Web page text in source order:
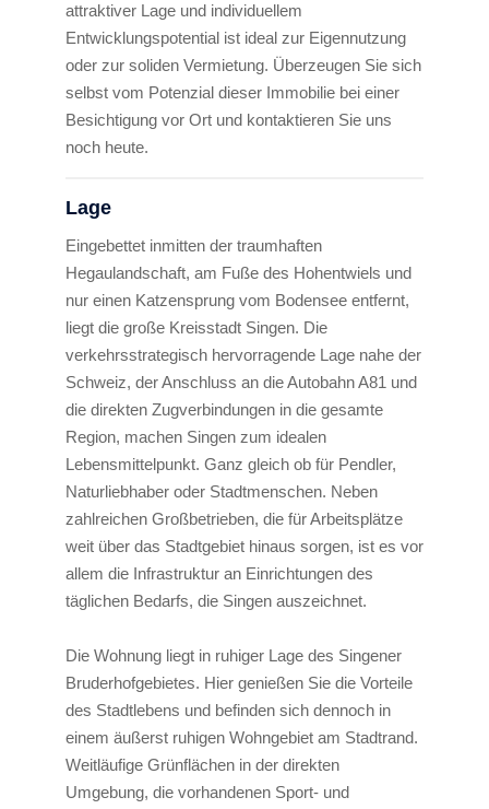
attraktiver Lage und individuellem
Entwicklungspotential ist ideal zur Eigennutzung
oder zur soliden Vermietung. Überzeugen Sie sich
selbst vom Potenzial dieser Immobilie bei einer
Besichtigung vor Ort und kontaktieren Sie uns
noch heute.
Lage
Eingebettet inmitten der traumhaften
Hegaulandschaft, am Fuße des Hohentwiels und
nur einen Katzensprung vom Bodensee entfernt,
liegt die große Kreisstadt Singen. Die
verkehrsstrategisch hervorragende Lage nahe der
Schweiz, der Anschluss an die Autobahn A81 und
die direkten Zugverbindungen in die gesamte
Region, machen Singen zum idealen
Lebensmittelpunkt. Ganz gleich ob für Pendler,
Naturliebhaber oder Stadtmenschen. Neben
zahlreichen Großbetrieben, die für Arbeitsplätze
weit über das Stadtgebiet hinaus sorgen, ist es vor
allem die Infrastruktur an Einrichtungen des
täglichen Bedarfs, die Singen auszeichnet.
Die Wohnung liegt in ruhiger Lage des Singener
Bruderhofgebietes. Hier genießen Sie die Vorteile
des Stadtlebens und befinden sich dennoch in
einem äußerst ruhigen Wohngebiet am Stadtrand.
Weitläufige Grünflächen in der direkten
Umgebung, die vorhandenen Sport- und